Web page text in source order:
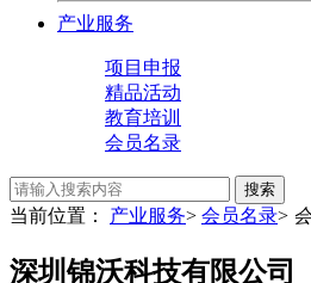
产业服务
项目申报
精品活动
教育培训
会员名录
搜索
当前位置： 产业服务> 会员名录>
深圳锦沃科技有限公司